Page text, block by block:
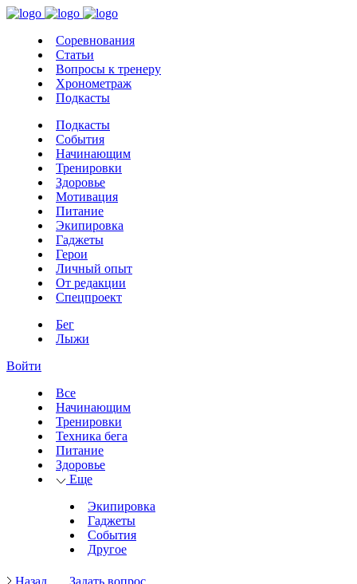
Соревнования
Статьи
Вопросы к тренеру
Хронометраж
Подкасты
Подкасты
События
Начинающим
Тренировки
Здоровье
Мотивация
Питание
Экипировка
Гаджеты
Герои
Личный опыт
От редакции
Спецпроект
Бег
Лыжи
Войти
Все
Начинающим
Тренировки
Техника бега
Питание
Здоровье
Еще
Экипировка
Гаджеты
События
Другое
Назад
Задать вопрос